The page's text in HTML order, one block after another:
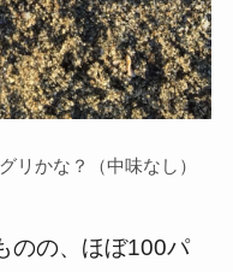
リかな？（中味なし）
のの、ほぼ100パ